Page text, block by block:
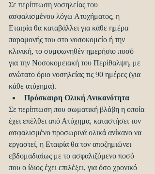
Σε περίπτωση νοσηλείας του
ασφαλισμένου λόγω Ατυχήματος, η
Εταιρία θα καταβάλλει για κάθε ημέρα
παραμονής του στο νοσοκομείο ή την
κλινική, το συμφωνηθέν ημερήσιο ποσό
για την Νοσοκομειακή του Περίθαλψη, με
ανώτατο όριο νοσηλείας τις 90 ημέρες (για
κάθε ατύχημα).
Πρόσκαιρη Ολική Ανικανότητα
Σε περίπτωση που σωματική βλάβη η οποία
έχει επέλθει από Ατύχημα, καταστήσει τον
ασφαλισμένο προσωρινά ολικά ανίκανο να
εργαστεί, η Εταιρία θα τον αποζημιώνει
εβδομαδιαίως με το ασφαλιζόμενο ποσό
που ο ίδιος έχει επιλέξει, για όσο χρονικό